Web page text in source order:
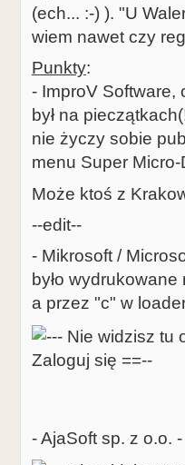
(ech... :-) ). "U
wiem nawet czy
Punkty:
- ImproV Software,
był na
nie życzy sobie
menu Super
Może ktoś z
--edit--
- Mikrosoft /
było
a przez "c" w
- AjaSoft sp. z o.o.